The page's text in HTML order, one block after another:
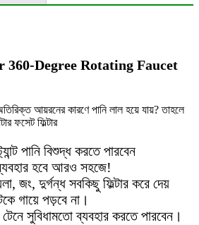
Degree Rotating Faucet
আয়রনের কারণে পানি লাল হয়ে যায়? তাহলে
ফসেট ফিল্টার
পানি বিশুদ্ধ করতে পারবেন
হবে আরও সহজে!
জং, দুর্গন্ধ সবকিছু ফিল্টার করে দেয়
গায়ে পড়বে না।
সুবিধামতো ব্যবহার করতে পারবেন।